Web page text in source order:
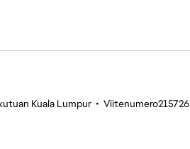
Kuala Lumpur • Viitenumero215726